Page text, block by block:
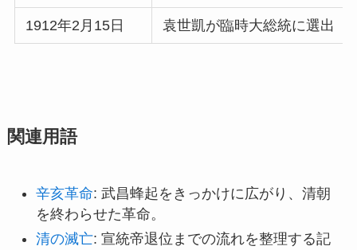
1912年2月15日 袁世凱が臨時大総統に選出
関連用語
辛亥革命: 武昌蜂起をきっかけに広がり、清朝
を終わらせた革命。
清の滅亡: 宣統帝退位までの流れを整理する記